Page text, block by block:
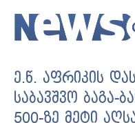
ე.წ. აფრიკის
საბავშვო ბაგა-
500-ზე მეტი